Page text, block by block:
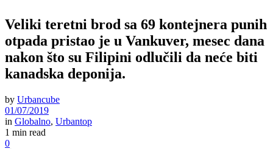
Veliki teretni brod sa 69 kontejnera punih
otpada pristao je u Vankuver, mesec dana
nakon što su Filipini odlučili da neće biti
kanadska deponija.
by Urbancube
01/07/2019
in Globalno, Urbantop
1 min read
0